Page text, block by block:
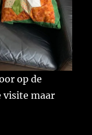
op de
visite maar